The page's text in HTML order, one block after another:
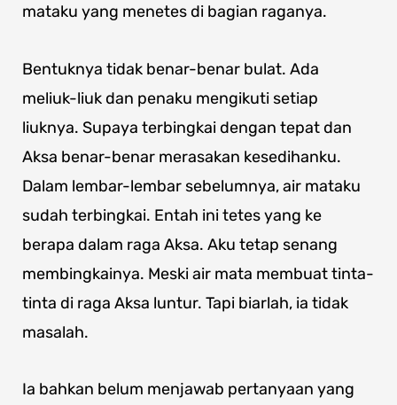
mataku yang menetes di bagian raganya.
Bentuknya tidak benar-benar bulat. Ada
meliuk-liuk dan penaku mengikuti setiap
liuknya. Supaya terbingkai dengan tepat dan
Aksa benar-benar merasakan kesedihanku.
Dalam lembar-lembar sebelumnya, air mataku
sudah terbingkai. Entah ini tetes yang ke
berapa dalam raga Aksa. Aku tetap senang
membingkainya. Meski air mata membuat tinta-
tinta di raga Aksa luntur. Tapi biarlah, ia tidak
masalah.
Ia bahkan belum menjawab pertanyaan yang